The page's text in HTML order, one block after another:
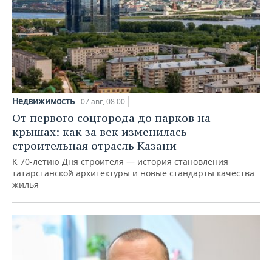
Недвижимость 07 авг, 08:00
От первого соцгорода до парков на
крышах: как за век изменилась
строительная отрасль Казани
К 70-летию Дня строителя — история становления
татарстанской архитектуры и новые стандарты качества
жилья